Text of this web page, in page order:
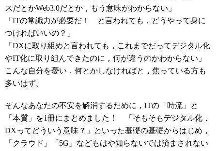
スだとかWeb3.0だとか，もう意味がわからない」
「ITの常識力が必要だ！ と言われても，どうやって身に
つければいいの？」
「DXに取り組めと言われても，これまでだってデジタル化
やIT化に取り組んできたのに，何が違うのかわからない」
こんな自分を憂い，何とかしなければと，焦っている方も
多いはず。
そんなあなたの不安を解消するために，ITの「時流」と
「本質」を1冊にまとめました！ 「そもそもデジタル化，
DXってどういう意味？」といった基礎の基礎からはじめ，
「クラウド」「5G」などもはや知らないでは済まされない